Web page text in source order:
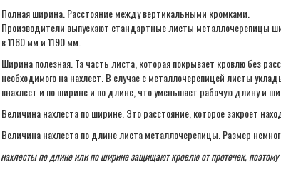
Полная ширина. Расстояние между вертикальными кромками.
Производители выпускают стандартные листы металлочерепицы
в 1160 мм и 1190 мм.
Ширина полезная. Та часть листа, которая покрывает кровлю без
необходимого на нахлест. В случае с металлочерепицей листы
внахлест и по ширине и по длине, что уменьшает рабочую длину и
Величина нахлеста по ширине. Это расстояние, которое закроет
Величина нахлеста по длине листа металлочерепицы. Размер
по длине или по ширине защищают кровлю от протечек,